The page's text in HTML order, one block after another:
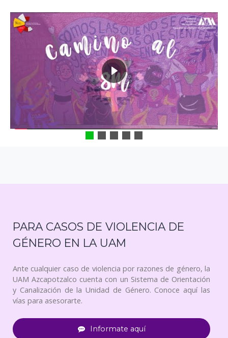
PARA CASOS DE VIOLENCIA DE
GÉNERO EN LA UAM
Ante cualquier caso de violencia por razones de género, la
UAM Azcapotzalco cuenta con un Sistema de Orientación
y Canalización de la Unidad de Género. Conoce aquí las
vías para asesorarte.
Informate aquí